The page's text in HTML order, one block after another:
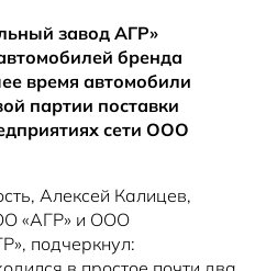
завод АГР»
бренда
время автомобили
партии поставки
сети ООО
Алексей Калицев,
«АГР» и ООО
подчеркнул: